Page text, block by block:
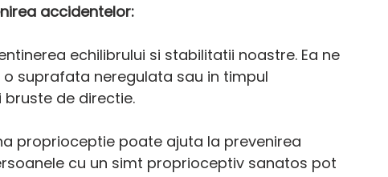
accidentelor:
echilibrului si stabilitatii noastre. Ea ne
suprafata neregulata sau in timpul
de directie.
proprioceptie poate ajuta la prevenirea
cu un simt proprioceptiv sanatos pot